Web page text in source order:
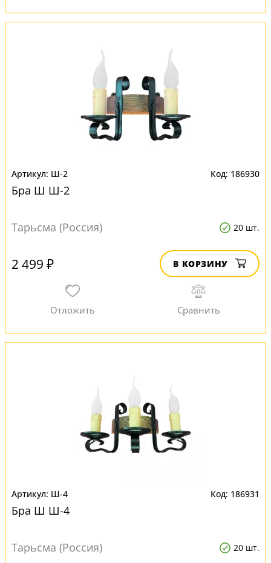
Ш-2 186930
Бра Ш Ш-2
Тарьсма (Россия) 20 шт.
2 499 ₽ В КОРЗИНУ
Ш-4 186931
Бра Ш Ш-4
Тарьсма (Россия) 20 шт.